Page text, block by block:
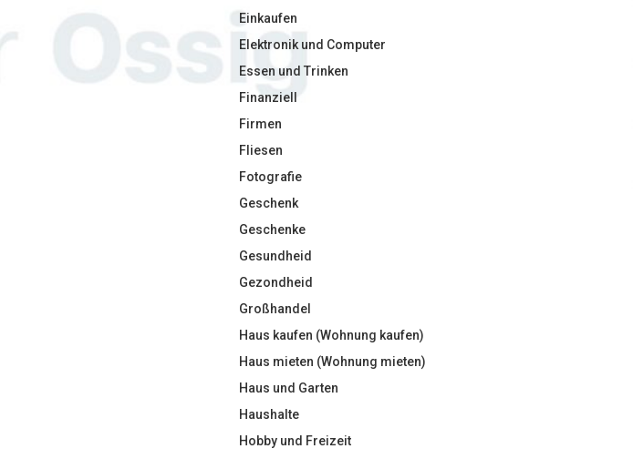
Einkaufen
Elektronik und Computer
Essen und Trinken
Finanziell
Firmen
Fliesen
Fotografie
Geschenk
Geschenke
Gesundheid
Gezondheid
Großhandel
Haus kaufen (Wohnung kaufen)
Haus mieten (Wohnung mieten)
Haus und Garten
Haushalte
Hobby und Freizeit